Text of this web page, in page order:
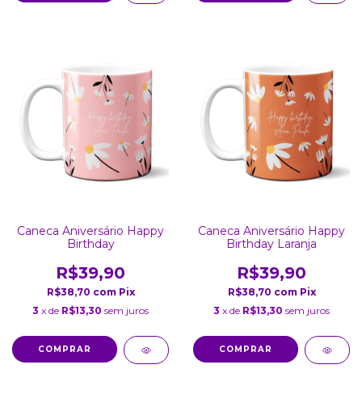
Caneca Aniversário Happy
Birthday
R$39,90
R$38,70 com Pix
3 x de R$13,30 sem juros
COMPRAR
Caneca Aniversário Happy
Birthday Laranja
R$39,90
R$38,70 com Pix
3 x de R$13,30 sem juros
COMPRAR